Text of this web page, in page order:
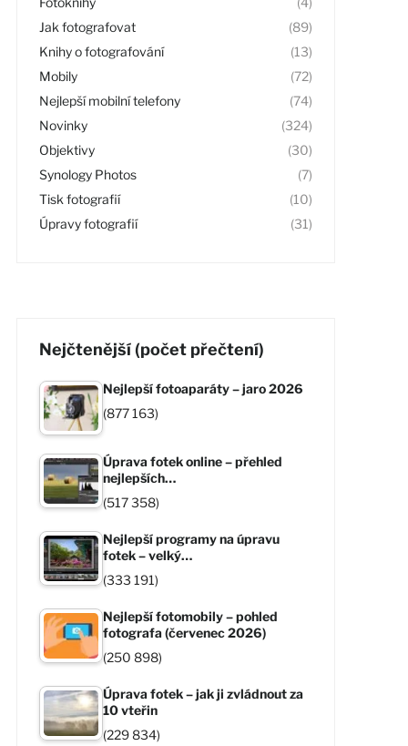
Jak fotografovat
(89)
Knihy o fotografování
(13)
Mobily
(72)
Nejlepší mobilní telefony
(74)
Novinky
(324)
Objektivy
(30)
Synology Photos
(7)
Tisk fotografií
(10)
Úpravy fotografií
(31)
Nejčtenější (počet přečtení)
Nejlepší fotoaparáty – jaro 2026
(877 163)
Úprava fotek online – přehled
nejlepších…
(517 358)
Nejlepší programy na úpravu
fotek – velký…
(333 191)
Nejlepší fotomobily – pohled
fotografa (červenec 2026)
(250 898)
Úprava fotek – jak ji zvládnout za
10 vteřin
(229 834)